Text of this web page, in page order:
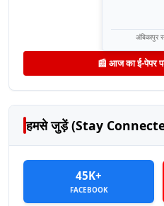
अंबिकापुर
📰 आज का ई-पेपर
हमसे जुड़ें (Stay
45K+
FACEBOOK